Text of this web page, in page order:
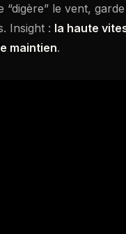
le vent,
Insight : la haute
maintien.